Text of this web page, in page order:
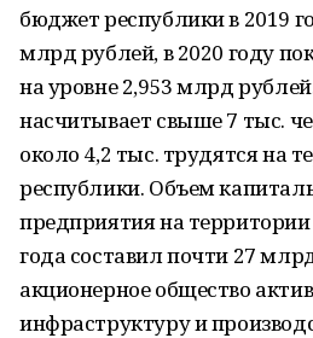
бюджет республики в 2019
млрд рублей, в 2020 году
на уровне 2,953 млрд
насчитывает свыше 7 тыс.
около 4,2 тыс. трудятся на
республики. Объем
предприятия на
года составил почти 27
акционерное общество
инфраструктуру и